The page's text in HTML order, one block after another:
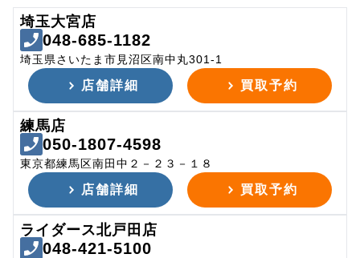
埼玉大宮店
048-685-1182
埼玉県さいたま市見沼区南中丸301-1
店舗詳細 買取予約
練馬店
050-1807-4598
東京都練馬区南田中２－２３－１８
店舗詳細 買取予約
ライダース北戸田店
048-421-5100